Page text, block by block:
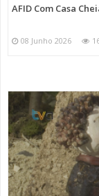
AFID Com Casa
08 Junho 2026